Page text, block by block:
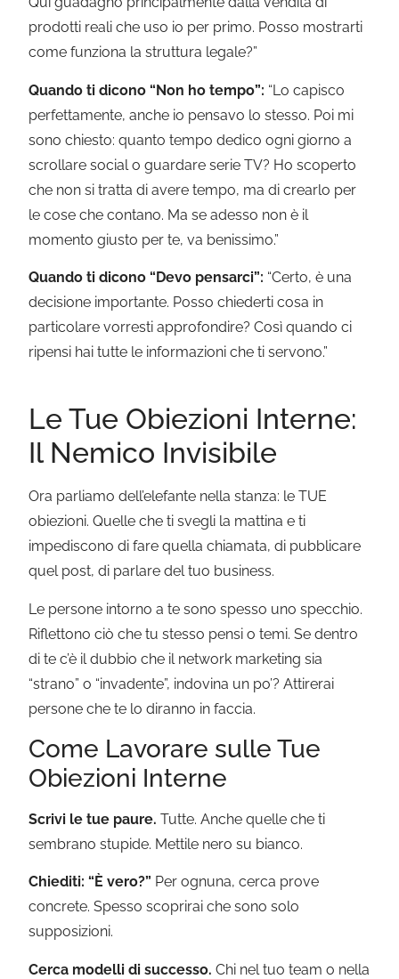
prodotti reali che uso io per primo. Posso mostrarti
come funziona la struttura legale?”
Quando ti dicono “Non ho tempo”: “Lo capisco
perfettamente, anche io pensavo lo stesso. Poi mi
sono chiesto: quanto tempo dedico ogni giorno a
scrollare social o guardare serie TV? Ho scoperto
che non si tratta di avere tempo, ma di crearlo per
le cose che contano. Ma se adesso non è il
momento giusto per te, va benissimo.”
Quando ti dicono “Devo pensarci”: “Certo, è una
decisione importante. Posso chiederti cosa in
particolare vorresti approfondire? Così quando ci
ripensi hai tutte le informazioni che ti servono.”
Le Tue Obiezioni Interne:
Il Nemico Invisibile
Ora parliamo dell’elefante nella stanza: le TUE
obiezioni. Quelle che ti svegli la mattina e ti
impediscono di fare quella chiamata, di pubblicare
quel post, di parlare del tuo business.
Le persone intorno a te sono spesso uno specchio.
Riflettono ciò che tu stesso pensi o temi. Se dentro
di te c’è il dubbio che il network marketing sia
“strano” o “invadente”, indovina un po’? Attirerai
persone che te lo diranno in faccia.
Come Lavorare sulle Tue
Obiezioni Interne
Scrivi le tue paure. Tutte. Anche quelle che ti
sembrano stupide. Mettile nero su bianco.
Chiediti: “È vero?” Per ognuna, cerca prove
concrete. Spesso scoprirai che sono solo
supposizioni.
Cerca modelli di successo. Chi nel tuo team o nella